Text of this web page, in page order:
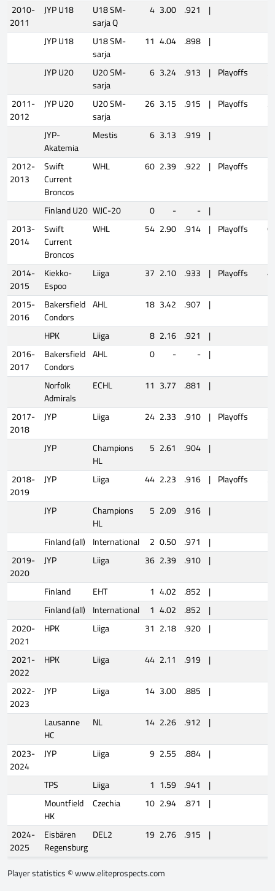
2010-
2011
JYP U18
U18 SM-
sarja Q
4 3.00 .921
|
JYP U18
U18 SM-
sarja
11 4.04 .898 |
JYP U20
U20 SM-
sarja
6 3.24 .913 | Playoffs
2011-
2012
JYP U20
U20 SM-
sarja
26 3.15 .915 | Playoffs
JYP-
Akatemia
Mestis 6 3.13 .919 |
2012-
2013
Swift
Current
Broncos
WHL 60 2.39 .922 | Playoffs
Finland U20 WJC-20 0 - - |
2013-
2014
Swift
Current
Broncos
WHL 54 2.90 .914 | Playoffs 6
2014-
2015
Kiekko-
Espoo
Liiga 37 2.10 .933 | Playoffs
4
2015-
2016
Bakersfield
Condors
AHL 18 3.42 .907 |
HPK
Liiga 8 2.16 .921
|
2016-
2017
Bakersfield
Condors
AHL 0 - - |
Norfolk
Admirals
ECHL 11 3.77 .881
|
2017-
2018
JYP Liiga 24 2.33 .910 | Playoffs
JYP
Champions
HL
5 2.61 .904 |
2018-
2019
JYP Liiga 44 2.23 .916 | Playoffs
JYP
Champions
HL
5 2.09 .916 |
Finland (all) International 2 0.50 .971
|
2019-
2020
JYP Liiga 36 2.39 .910 |
Finland
EHT 1 4.02 .852 |
Finland (all) International 1 4.02 .852 |
2020-
2021
HPK Liiga 31 2.18 .920 |
2021-
2022
HPK Liiga 44 2.11 .919 |
2022-
2023
JYP Liiga 14 3.00 .885 |
Lausanne
HC
NL 14 2.26 .912 |
2023-
2024
JYP Liiga 9 2.55 .884 |
TPS
Liiga 1 1.59 .941
|
Mountfield
HK
Czechia 10 2.94 .871
|
2024-
2025
Eisbären
Regensburg
DEL2 19 2.76 .915 |
Player statistics ©www.eliteprospects.com